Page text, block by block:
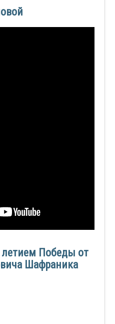
летием Победы от
Шафраника